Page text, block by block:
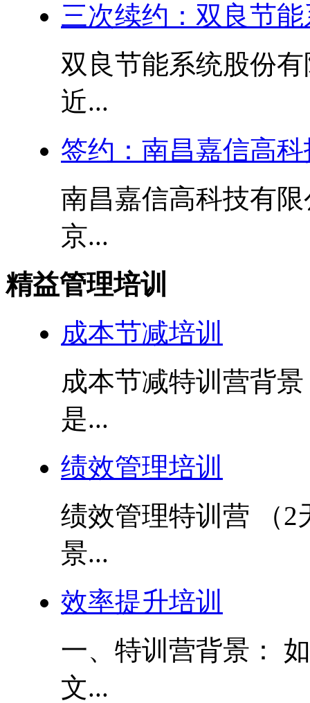
三次续约：双良节
双良节能系统股份
近...
签约：南昌嘉信高
南昌嘉信高科技有
京...
精益管理培训
成本节减培训
成本节减特训营背
是...
绩效管理培训
绩效管理特训营 （2
景...
效率提升培训
一、特训营背景：
文...